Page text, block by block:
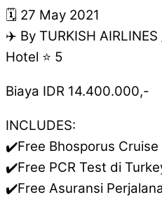
🗓 27 May 2021
✈️ By TURKISH
Hotel ⭐️ 5
Biaya IDR 14.400.000,-
INCLUDES:
✔️Free Bhosporus Cruise
✔️Free PCR Test di
✔️Free Asuransi